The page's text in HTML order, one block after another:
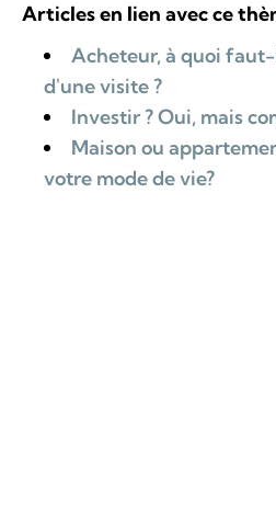
Articles en lien avec ce
Acheteur, à quoi
d'une visite ?
Investir ? Oui, mais
Maison ou
votre mode de vie?